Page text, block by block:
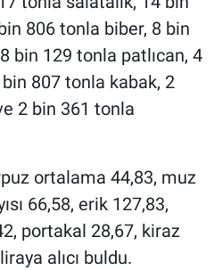
806 tonla biber, 8 bin
bin 129 tonla patlıcan, 4
807 tonla kabak, 2
2 bin 361 tonla
ortalama 44,83, muz
66,58, erik 127,83,
portakal 28,67, kiraz
alıcı buldu.